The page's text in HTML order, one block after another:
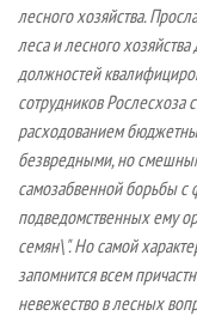
лесного хозяйства.
леса и лесного
должностей
сотрудников
расходованием
безвредными, но
самозабвенной борьбы с
подведомственных ему
семян\". Но самой
запомнится всем
невежество в лесных